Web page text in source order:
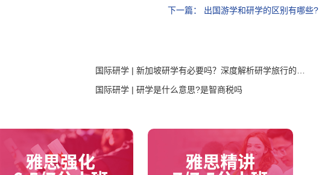
下一篇： 出国游学和研学的区别有哪些?
国际研学 | 研学是什么意思?是智商税吗